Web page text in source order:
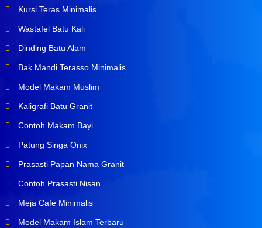
Kursi Teras Minimalis
Wastafel Batu Kali
Dinding Batu Alam
Bak Mandi Terasso Minimalis
Model Makam Muslim
Kaligrafi Batu Granit
Contoh Makam Bayi
Patung Singa Onix
Prasasti Papan Nama Granit
Contoh Prasasti Nisan
Meja Cafe Minimalis
Model Makam Islam Terbaru